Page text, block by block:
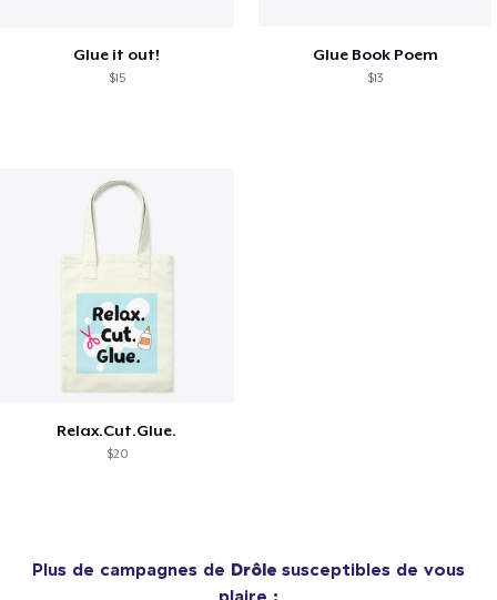
Glue it out!
$15
Glue Book Poem
$13
Relax.Cut.Glue.
$20
Plus de campagnes de Drôle susceptibles de vous
plaire :